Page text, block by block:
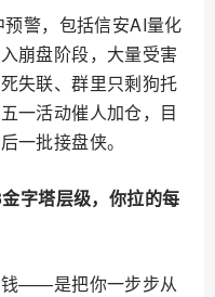
警，包括信安AI量化
崩盘阶段，大量受害
失联、群里只剩狗托
一活动催人加仓，目
批接盘侠。
字塔层级，你拉的每
钱——是把你一步步从